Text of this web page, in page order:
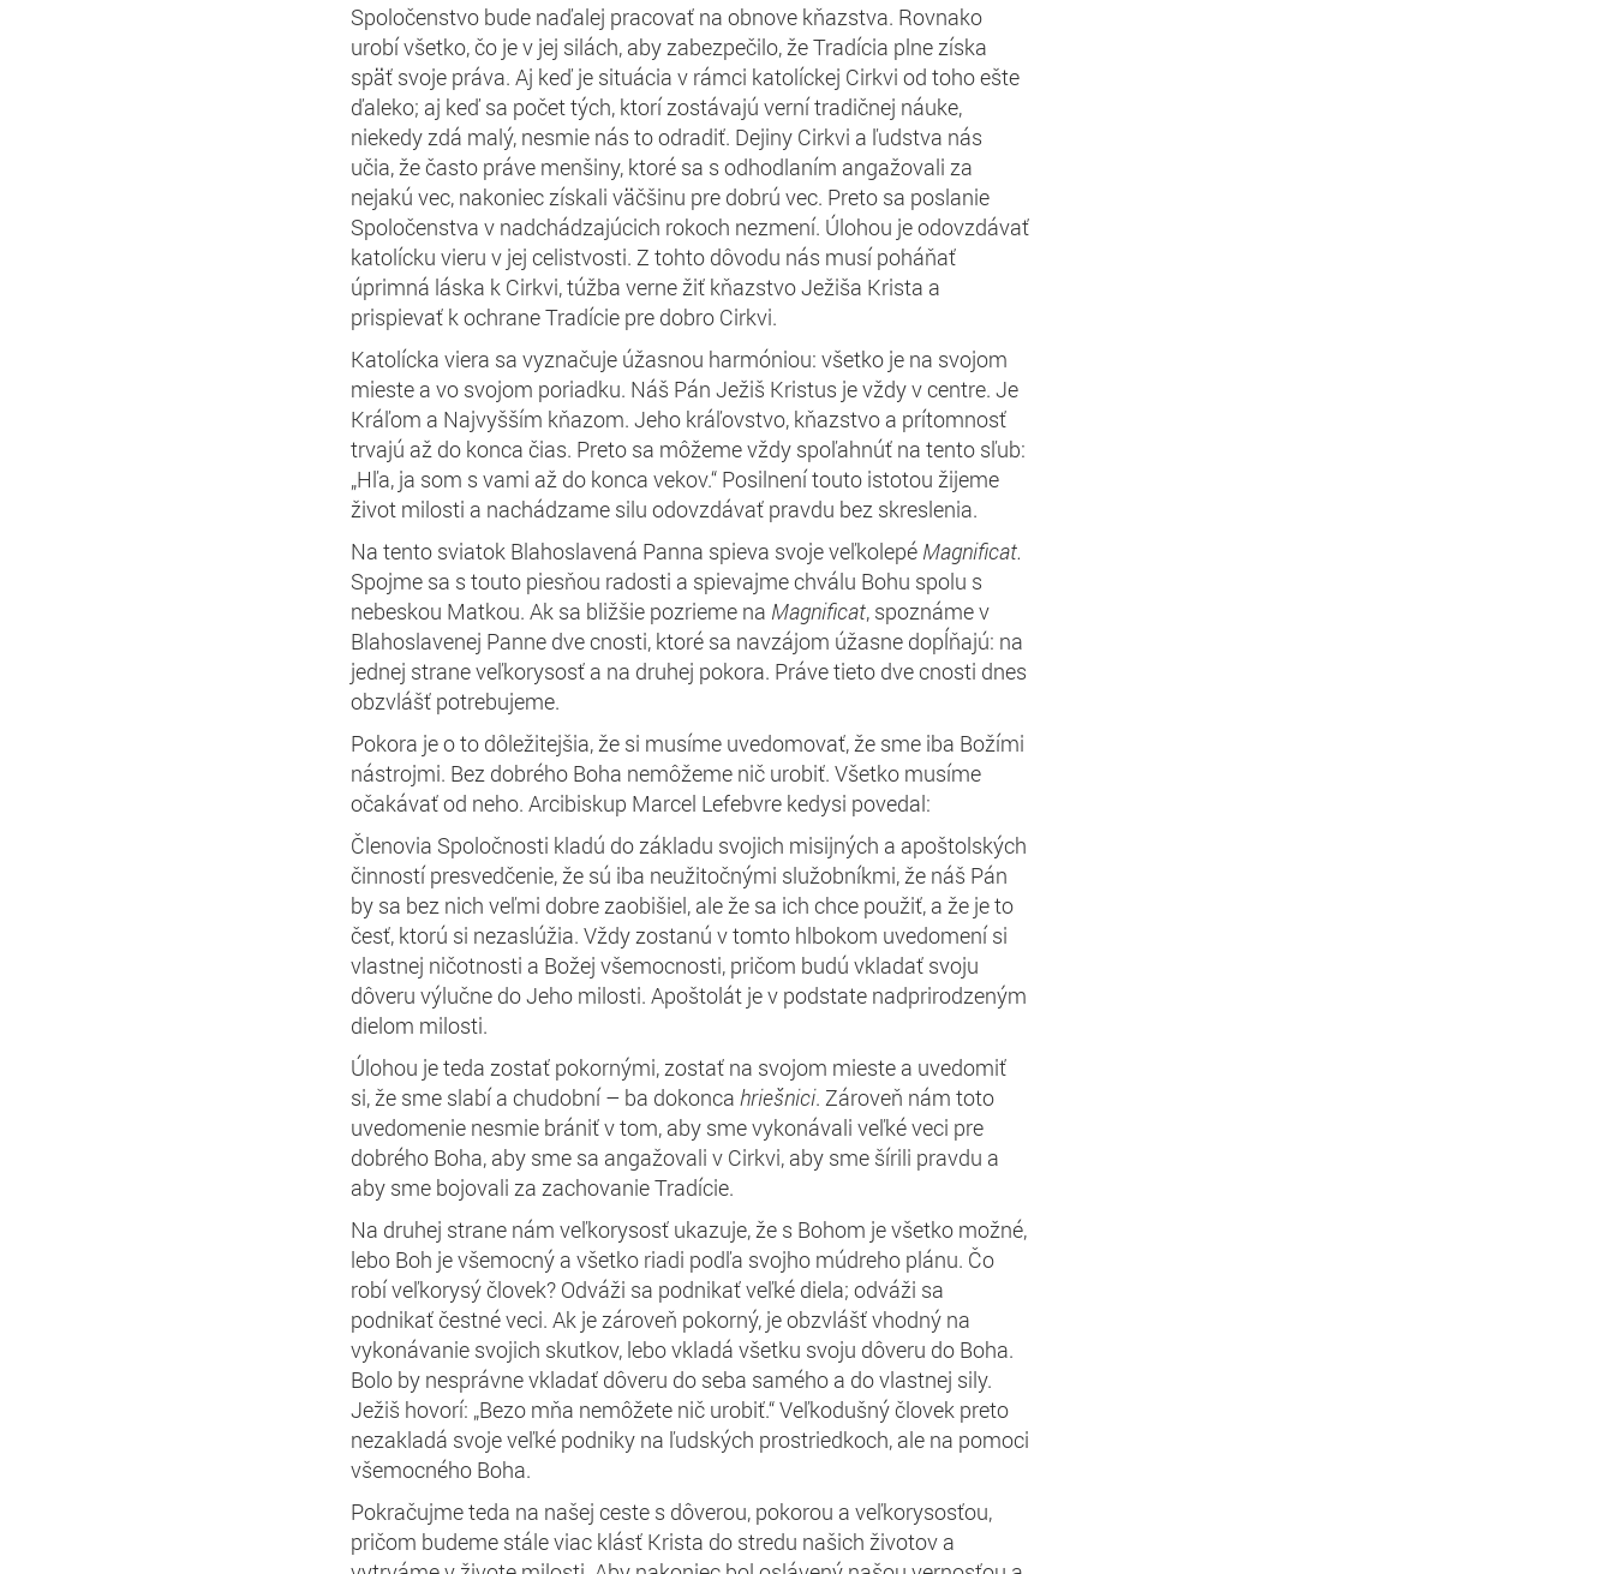
Spoločenstvo bude naďalej pracovať na obnove kňazstva. Rovnako
urobí všetko, čo je v jej silách, aby zabezpečilo, že Tradícia plne získa
späť svoje práva. Aj keď je situácia v rámci katolíckej Cirkvi od toho ešte
ďaleko; aj keď sa počet tých, ktorí zostávajú verní tradičnej náuke,
niekedy zdá malý, nesmie nás to odradiť. Dejiny Cirkvi a ľudstva nás
učia, že často práve menšiny, ktoré sa s odhodlaním angažovali za
nejakú vec, nakoniec získali väčšinu pre dobrú vec. Preto sa poslanie
Spoločenstva v nadchádzajúcich rokoch nezmení. Úlohou je odovzdávať
katolícku vieru v jej celistvosti. Z tohto dôvodu nás musí poháňať
úprimná láska k Cirkvi, túžba verne žiť kňazstvo Ježiša Krista a
prispievať k ochrane Tradície pre dobro Cirkvi.
Katolícka viera sa vyznačuje úžasnou harmóniou: všetko je na svojom
mieste a vo svojom poriadku. Náš Pán Ježiš Kristus je vždy v centre. Je
Kráľom a Najvyšším kňazom. Jeho kráľovstvo, kňazstvo a prítomnosť
trvajú až do konca čias. Preto sa môžeme vždy spoľahnúť na tento sľub:
„Hľa, ja som s vami až do konca vekov.“ Posilnení touto istotou žijeme
život milosti a nachádzame silu odovzdávať pravdu bez skreslenia.
Na tento sviatok Blahoslavená Panna spieva svoje veľkolepé Magnificat.
Spojme sa s touto piesňou radosti a spievajme chválu Bohu spolu s
nebeskou Matkou. Ak sa bližšie pozrieme na Magnificat, spoznáme v
Blahoslavenej Panne dve cnosti, ktoré sa navzájom úžasne dopĺňajú: na
jednej strane veľkorysosť a na druhej pokora. Práve tieto dve cnosti dnes
obzvlášť potrebujeme.
Pokora je o to dôležitejšia, že si musíme uvedomovať, že sme iba Božími
nástrojmi. Bez dobrého Boha nemôžeme nič urobiť. Všetko musíme
očakávať od neho. Arcibiskup Marcel Lefebvre kedysi povedal:
Členovia Spoločnosti kladú do základu svojich misijných a apoštolských
činností presvedčenie, že sú iba neužitočnými služobníkmi, že náš Pán
by sa bez nich veľmi dobre zaobišiel, ale že sa ich chce použiť, a že je to
česť, ktorú si nezaslúžia. Vždy zostanú v tomto hlbokom uvedomení si
vlastnej ničotnosti a Božej všemocnosti, pričom budú vkladať svoju
dôveru výlučne do Jeho milosti. Apoštolát je v podstate nadprirodzeným
dielom milosti.
Úlohou je teda zostať pokornými, zostať na svojom mieste a uvedomiť
si, že sme slabí a chudobní – ba dokonca hriešnici. Zároveň nám toto
uvedomenie nesmie brániť v tom, aby sme vykonávali veľké veci pre
dobrého Boha, aby sme sa angažovali v Cirkvi, aby sme šírili pravdu a
aby sme bojovali za zachovanie Tradície.
Na druhej strane nám veľkorysosť ukazuje, že s Bohom je všetko možné,
lebo Boh je všemocný a všetko riadi podľa svojho múdreho plánu. Čo
robí veľkorysý človek? Odváži sa podnikať veľké diela; odváži sa
podnikať čestné veci. Ak je zároveň pokorný, je obzvlášť vhodný na
vykonávanie svojich skutkov, lebo vkladá všetku svoju dôveru do Boha.
Bolo by nesprávne vkladať dôveru do seba samého a do vlastnej sily.
Ježiš hovorí: „Bezo mňa nemôžete nič urobiť.“ Veľkodušný človek preto
nezakladá svoje veľké podniky na ľudských prostriedkoch, ale na pomoci
všemocného Boha.
Pokračujme teda na našej ceste s dôverou, pokorou a veľkorysosťou,
pričom budeme stále viac klásť Krista do stredu našich životov a